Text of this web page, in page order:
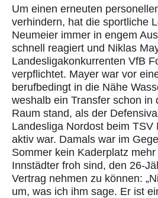
Um einen erneuten
verhindern, hat die sportliche
Neumeier immer in engem
schnell reagiert und Niklas
Landesligakonkurrenten VfB
verpflichtet. Mayer war vor
berufbedingt in die Nähe
weshalb ein Transfer schon in
Raum stand, als der
Landesliga Nordost beim TSV
aktiv war. Damals war im
Sommer kein Kaderplatz
Innstädter froh sind, den 26-
Vertrag nehmen zu können:
um, was ich ihm sage. Er ist